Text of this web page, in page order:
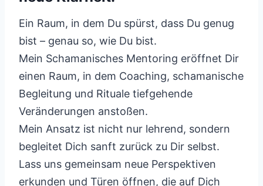
Ein Raum, in dem Du spürst, dass Du genug
bist – genau so, wie Du bist.
Mein Schamanisches Mentoring eröffnet Dir
einen Raum, in dem Coaching, schamanische
Begleitung und Rituale tiefgehende
Veränderungen anstoßen.
Mein Ansatz ist nicht nur lehrend, sondern
begleitet Dich sanft zurück zu Dir selbst.
Lass uns gemeinsam neue Perspektiven
erkunden und Türen öffnen, die auf Dich